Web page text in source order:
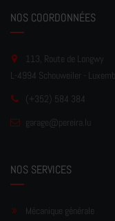
NOS COORDONNÉES
113, Route de Longwy
L-4994 Schouweiler -
(+352) 584 384
garage@pereira.lu
NOS SERVICES
Mécanique générale